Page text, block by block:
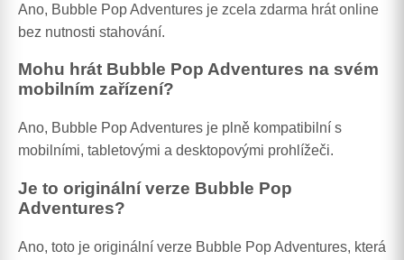
Ano, Bubble Pop Adventures je zcela zdarma hrát online
bez nutnosti stahování.
Mohu hrát Bubble Pop Adventures na svém
mobilním zařízení?
Ano, Bubble Pop Adventures je plně kompatibilní s
mobilními, tabletovými a desktopovými prohlížeči.
Je to originální verze Bubble Pop
Adventures?
Ano, toto je originální verze Bubble Pop Adventures, která